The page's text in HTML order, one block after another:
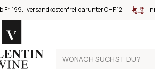
Fr. 199.- versandkostenfrei, darunter CHF 12